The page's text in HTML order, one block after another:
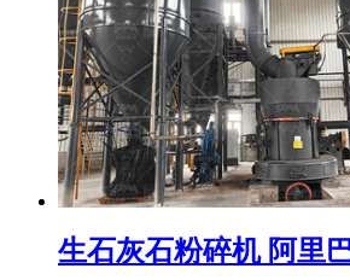
生石灰石粉碎机 阿里